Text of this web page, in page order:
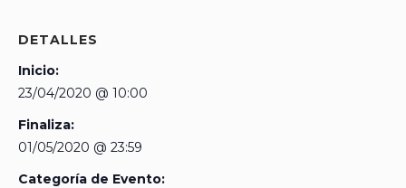
DETALLES
Inicio:
23/04/2020 @ 10:00
Finaliza:
01/05/2020 @ 23:59
Categoría de Evento: